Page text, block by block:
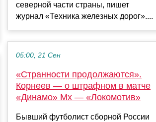
северной части страны, пишет
журнал «Техника железных дорог»....
05:00, 21 Сен
«Странности продолжаются».
Корнеев — о штрафном в матче
«Динамо» Мх — «Локомотив»
Бывший футболист сборной России